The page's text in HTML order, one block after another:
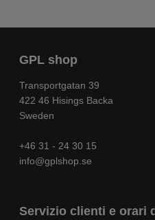
GPL shop
Transportgatan 39
422 46 Hisings Backa
Sweden
+46 31 - 24 30 15
info@gplshop.se
Servizio clienti e orari